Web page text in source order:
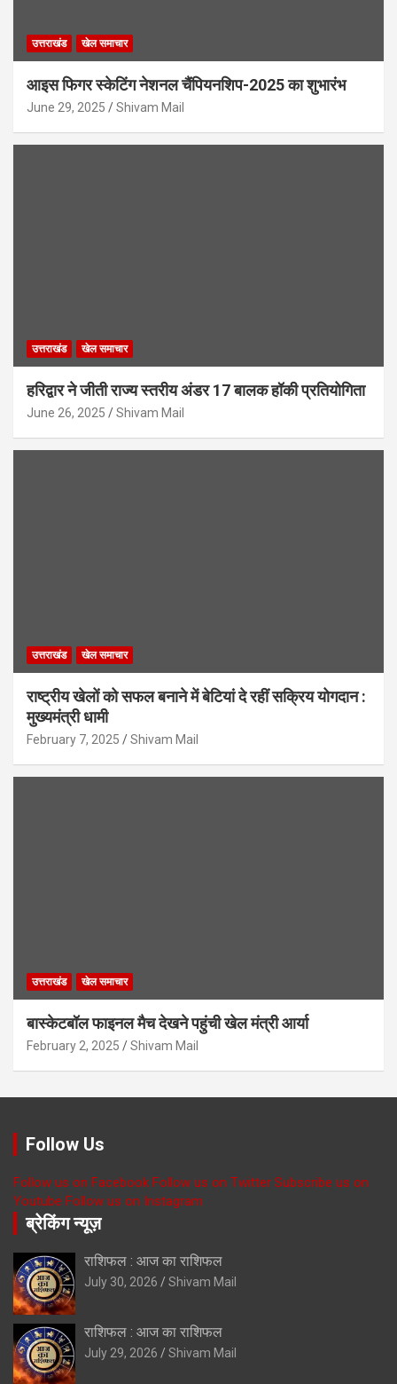
उत्तराखंड खेल समाचार
आइस फिगर स्केटिंग नेशनल चैंपियनशिप-2025 का शुभारंभ
June 29, 2025 Shivam Mail
उत्तराखंड खेल समाचार
हरिद्वार ने जीती राज्य स्तरीय अंडर 17 बालक हॉकी प्रतियोगिता
June 26, 2025 Shivam Mail
उत्तराखंड खेल समाचार
राष्ट्रीय खेलों को सफल बनाने में बेटियां दे रहीं सक्रिय योगदान :
मुख्यमंत्री धामी
February 7, 2025 Shivam Mail
उत्तराखंड खेल समाचार
बास्केटबॉल फाइनल मैच देखने पहुंची खेल मंत्री आर्या
February 2, 2025 Shivam Mail
Follow Us
Follow us on Facebook Follow us on Twitter Subscribe us on
Youtube Follow us on Instagram
ब्रेकिंग न्यूज़
राशिफल : आज का राशिफल
July 30, 2026 Shivam Mail
राशिफल : आज का राशिफल
July 29, 2026 Shivam Mail